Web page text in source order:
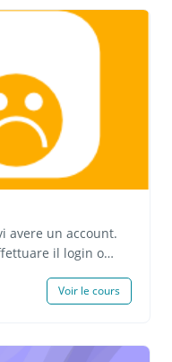
レベル1 インプリ
レベル 2 インプリ
。 前提条件: 有効な
定™修了書 と PECS
用: 70,000 円 (10%
발급됩니다. 시험 완료
를 소지한 개인은
있습니다. 선행 요
Educational
2 교육 수료증을 소
증서를 보유해야 합니
avere un account.
il login o
sulle iscrizioni di
Voir le cours